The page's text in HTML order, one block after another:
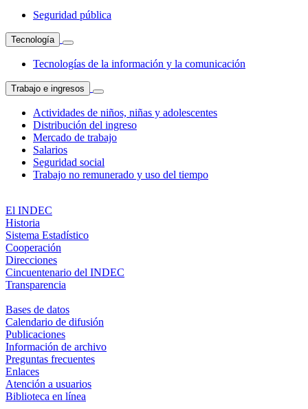
Seguridad pública
Tecnología
Tecnologías de la información y la comunicación
Trabajo e ingresos
Actividades de niños, niñas y adolescentes
Distribución del ingreso
Mercado de trabajo
Salarios
Seguridad social
Trabajo no remunerado y uso del tiempo
El INDEC
Historia
Sistema Estadístico
Cooperación
Direcciones
Cincuentenario del INDEC
Transparencia
Bases de datos
Calendario de difusión
Publicaciones
Información de archivo
Preguntas frecuentes
Enlaces
Atención a usuarios
Biblioteca en línea